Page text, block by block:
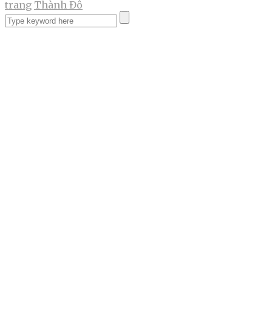
trang Thành Đô